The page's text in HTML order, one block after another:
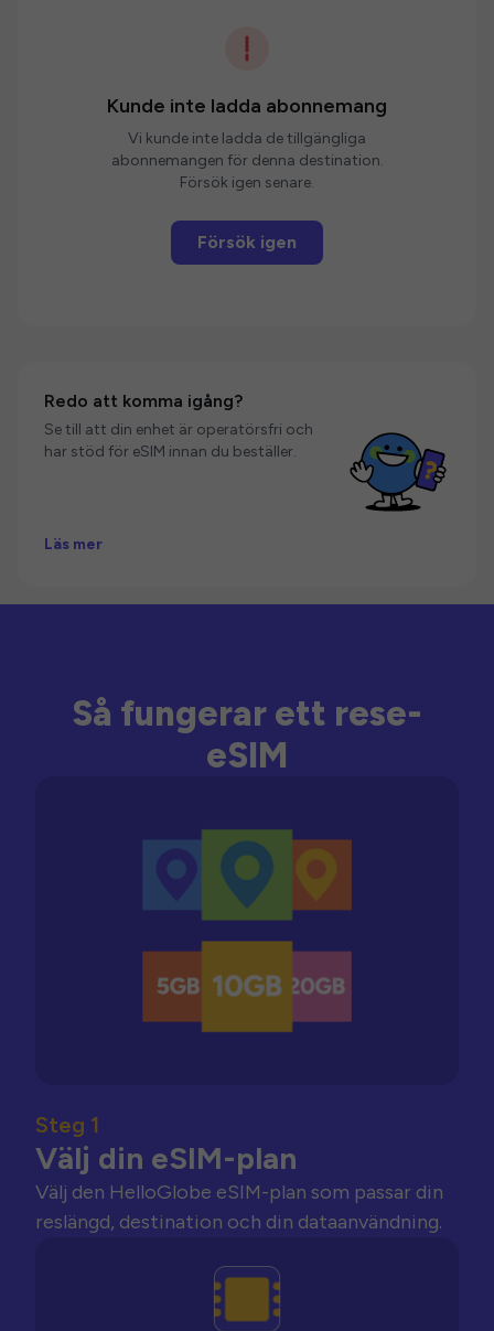
Kunde inte ladda abonnemang
Vi kunde inte ladda de tillgängliga
abonnemangen för denna destination.
Försök igen senare.
Försök igen
Redo att komma igång?
Se till att din enhet är operatörsfri och
har stöd för eSIM innan du beställer.
Läs mer
Så fungerar ett rese-
eSIM
Steg 1
Välj din eSIM-plan
Välj den HelloGlobe eSIM-plan som passar din
reslängd, destination och din dataanvändning.